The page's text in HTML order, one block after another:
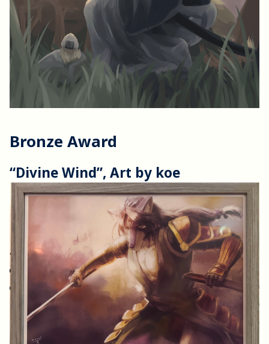
Bronze Award
“Divine Wind”, Art by koe